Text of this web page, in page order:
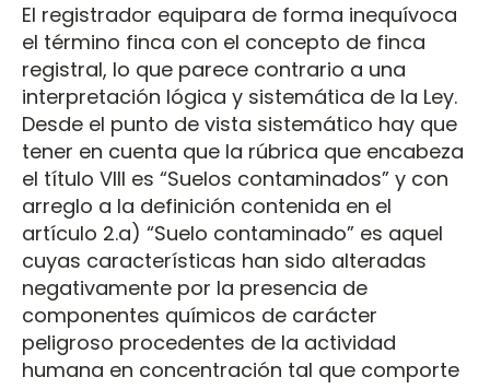
El registrador equipara de forma inequívoca
el término finca con el concepto de finca
registral, lo que parece contrario a una
interpretación lógica y sistemática de la Ley.
Desde el punto de vista sistemático hay que
tener en cuenta que la rúbrica que encabeza
el título VIII es “Suelos contaminados” y con
arreglo a la definición contenida en el
artículo 2.a) “Suelo contaminado” es aquel
cuyas características han sido alteradas
negativamente por la presencia de
componentes químicos de carácter
peligroso procedentes de la actividad
humana en concentración tal que comporte